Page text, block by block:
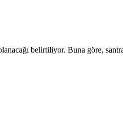
belirtiliyor. Buna göre,